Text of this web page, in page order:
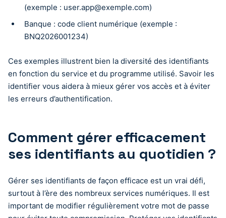
(exemple : user.app@exemple.com)
Banque : code client numérique (exemple :
BNQ2026001234)
Ces exemples illustrent bien la diversité des identifiants
en fonction du service et du programme utilisé. Savoir les
identifier vous aidera à mieux gérer vos accès et à éviter
les erreurs d’authentification.
Comment gérer efficacement
ses identifiants au quotidien ?
Gérer ses identifiants de façon efficace est un vrai défi,
surtout à l’ère des nombreux services numériques. Il est
important de modifier régulièrement votre mot de passe